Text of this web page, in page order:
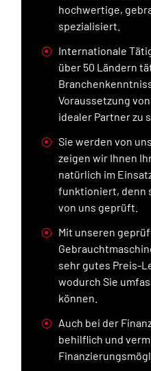
hochwertige,
spezialisiert.
Internationale
über 50 Ländern
Voraussetzung
idealer Partner zu
Sie werden von
zeigen wir Ihnen
natürlich im
funktioniert, denn
von uns geprüft.
Mit unseren
sehr gutes Preis-
wodurch Sie
können.
Auch bei der
behilflich und